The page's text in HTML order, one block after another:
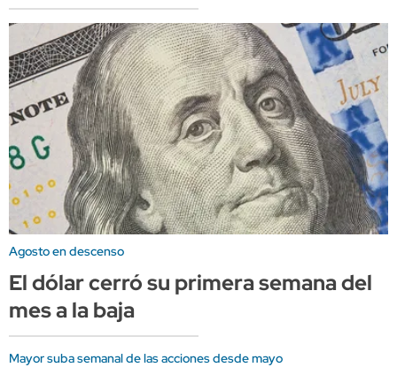
Agosto en descenso
El dólar cerró su primera semana del
mes a la baja
Mayor suba semanal de las acciones desde mayo